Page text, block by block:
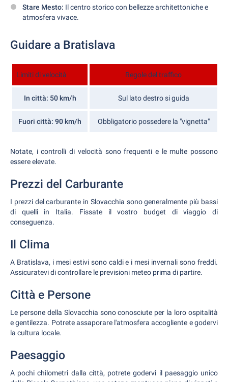
Stare Mesto: Il centro storico con bellezze architettoniche e
atmosfera vivace.
Guidare a Bratislava
Limiti di velocità Regole del traffico
In città: 50 km/h Sul lato destro si guida
Fuori città: 90 km/h Obbligatorio possedere la "vignetta"
Notate, i controlli di velocità sono frequenti e le multe possono
essere elevate.
Prezzi del Carburante
I prezzi del carburante in Slovacchia sono generalmente più bassi
di quelli in Italia. Fissate il vostro budget di viaggio di
conseguenza.
Il Clima
A Bratislava, i mesi estivi sono caldi e i mesi invernali sono freddi.
Assicuratevi di controllare le previsioni meteo prima di partire.
Città e Persone
Le persone della Slovacchia sono conosciute per la loro ospitalità
e gentilezza. Potrete assaporare l'atmosfera accogliente e godervi
la cultura locale.
Paesaggio
A pochi chilometri dalla città, potrete godervi il paesaggio unico